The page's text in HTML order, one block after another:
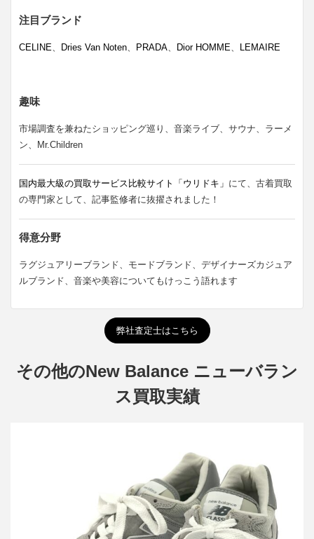
注目ブランド
CELINE、 Dries Van Noten、 PRADA、 Dior HOMME、 LEMAIRE
趣味
市場調査を兼ねたショッピング巡り、音楽ライブ、サウナ、ラーメ
ン、Mr.Children
国内最大級の買取サービス比較サイト「ウリドキ」 にて、古着買取
の専門家として、記事監修者に抜擢されました！
得意分野
ラグジュアリーブランド、モードブランド、デザイナーズカジュア
ルブランド、音楽や美容についてもけっこう語れます
弊社査定士はこちら
その他のNew Balance ニューバラン
ス買取実績